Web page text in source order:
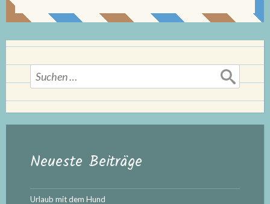
Suchen
nach:
Neueste Beiträge
Urlaub mit dem Hund